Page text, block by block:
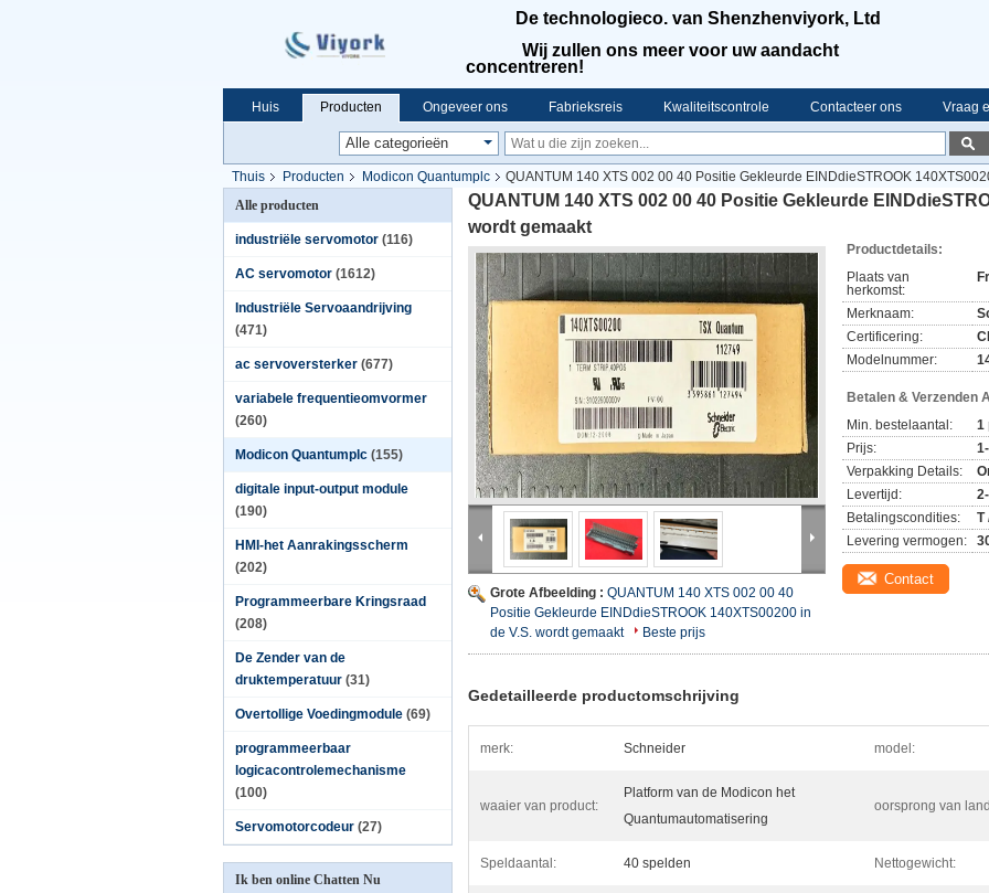
De technologieco. van Shenzhenviyork, Ltd
Wij zullen ons meer voor uw aandacht
concentreren!
Huis Producten Ongeveer ons Fabrieksreis Kwaliteitscontrole Contacteer ons Vraag
Thuis Producten Modicon Quantumplc
QUANTUM 140 XTS 002 00 40 Positie Gekleurde EINDdieSTROOK
Alle producten
industriële servomotor (116)
AC servomotor (1612)
Industriële Servoaandrijving
(471)
ac servoversterker (677)
variabele frequentieomvormer
(260)
Modicon Quantumplc (155)
digitale input-output module
(190)
HMI-het Aanrakingsscherm
(202)
Programmeerbare Kringsraad
(208)
De Zender van de
druktemperatuur (31)
Overtollige Voedingmodule (69)
programmeerbaar
logicacontrolemechanisme
(100)
Servomotorcodeur (27)
Ik ben online Chatten Nu
QUANTUM 140 XTS 002 00 40 Positie Gekleurde
wordt gemaakt
Grote Afbeelding : QUANTUM 140 XTS 002 00 40
Positie Gekleurde EINDdieSTROOK 140XTS00200 in
de V.S. wordt gemaakt
Beste prijs
Productdetails:
Plaats van
herkomst:
Merknaam:
Certificering:
Modelnummer:
Betalen & Verzenden
Min. bestelaantal:
1
Prijs:
Verpakking Details:
Levertijd:
Betalingscondities:
T
Levering vermogen:
Contact
Gedetailleerde productomschrijving
merk: Schneider model:
waaier van product:
Platform van de Modicon het
Quantumautomatisering
oorsprong van
Speldaantal: 40 spelden Nettogewicht: